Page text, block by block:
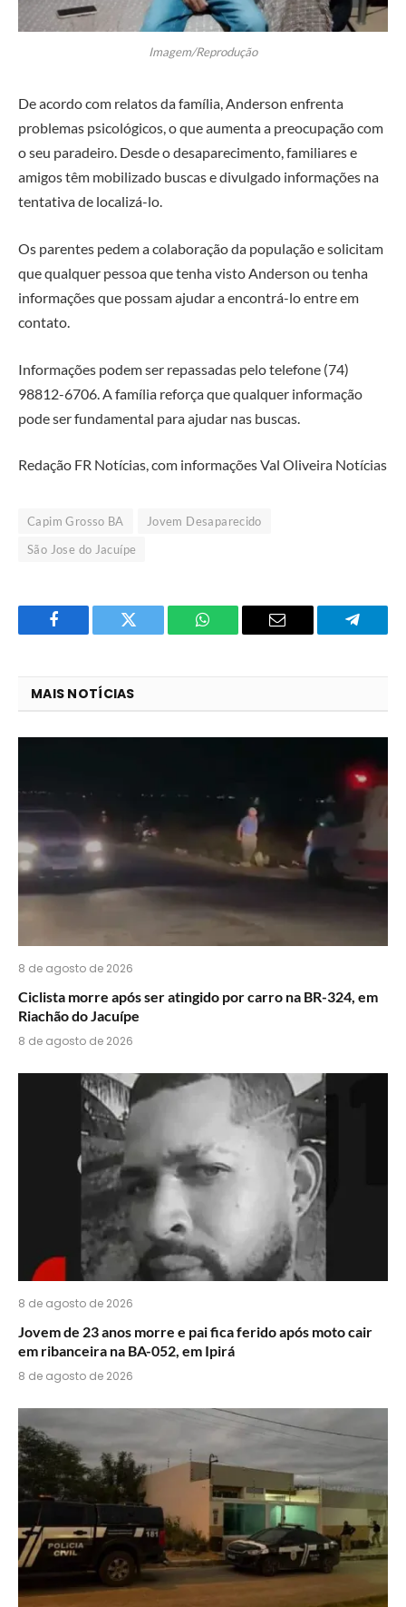
Imagem/Reprodução
De acordo com relatos da família, Anderson enfrenta
problemas psicológicos, o que aumenta a preocupação com
o seu paradeiro. Desde o desaparecimento, familiares e
amigos têm mobilizado buscas e divulgado informações na
tentativa de localizá-lo.
Os parentes pedem a colaboração da população e solicitam
que qualquer pessoa que tenha visto Anderson ou tenha
informações que possam ajudar a encontrá-lo entre em
contato.
Informações podem ser repassadas pelo telefone (74)
98812-6706. A família reforça que qualquer informação
pode ser fundamental para ajudar nas buscas.
Redação FR Notícias, com informações Val Oliveira Notícias
Capim Grosso BA
Jovem Desaparecido
São Jose do Jacuípe
Facebook Twitter
O
E-
MAIS NOTÍCIAS
8 de agosto de 2026
Ciclista morre após ser atingido por carro na BR-324, em
Riachão do Jacuípe
8 de agosto de 2026
8 de agosto de 2026
Jovem de 23 anos morre e pai fica ferido após moto cair
em ribanceira na BA-052, em Ipirá
8 de agosto de 2026